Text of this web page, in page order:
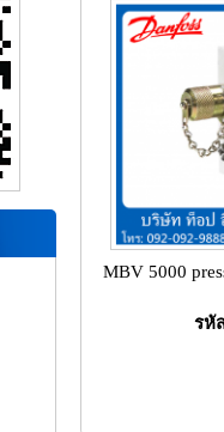
MBV 5000
รหั